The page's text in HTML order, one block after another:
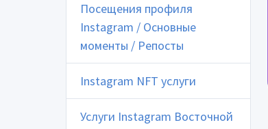
Посещения профиля
Instagram / Основные
моменты / Репосты
Instagram NFT услуги
Услуги Instagram Восточной